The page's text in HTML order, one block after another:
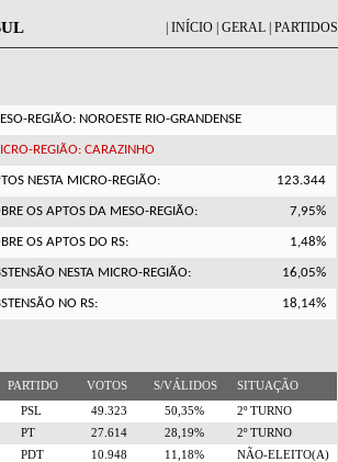
INÍCIO GERAL PARTIDOS
REGIÃO: NOROESTE RIO-GRANDENSE
REGIÃO: CARAZINHO
NESTA MICRO-REGIÃO: 123.344
OS APTOS DA MESO-REGIÃO: 7,95%
OS APTOS DO RS: 1,48%
NESTA MICRO-REGIÃO: 16,05%
NO RS: 18,14%
PARTIDO VOTOS S/VÁLIDOS SITUAÇÃO
PSL 49.323 50,35%
2º TURNO
PT 27.614 28,19%
2º TURNO
PDT 10.948 11,18%
NÃO-ELEITO(A)